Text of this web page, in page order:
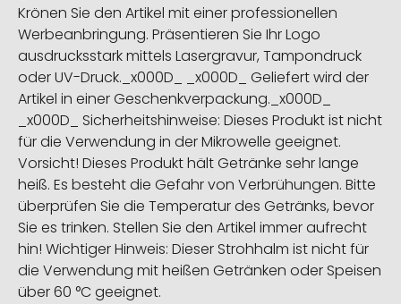
Krönen Sie den Artikel mit einer professionellen
Werbeanbringung. Präsentieren Sie Ihr Logo
ausdrucksstark mittels Lasergravur, Tampondruck
oder UV-Druck._x000D_ _x000D_ Geliefert wird der
Artikel in einer Geschenkverpackung._x000D_
_x000D_ Sicherheitshinweise: Dieses Produkt ist nicht
für die Verwendung in der Mikrowelle geeignet.
Vorsicht! Dieses Produkt hält Getränke sehr lange
heiß. Es besteht die Gefahr von Verbrühungen. Bitte
überprüfen Sie die Temperatur des Getränks, bevor
Sie es trinken. Stellen Sie den Artikel immer aufrecht
hin! Wichtiger Hinweis: Dieser Strohhalm ist nicht für
die Verwendung mit heißen Getränken oder Speisen
über 60 °C geeignet.